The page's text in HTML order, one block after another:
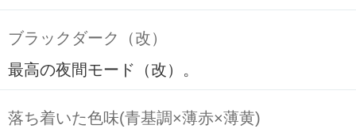
ブラックダーク（改）
最高の夜間モード（改）。
落ち着いた色味(青基調×薄赤×薄黄)